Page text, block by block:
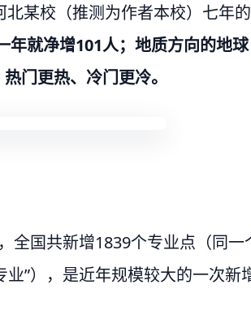
某校（推测为作者本校）七年的
年就净增101人；地质方向的地球
门更热、冷门更冷。
全国共新增1839个专业点（同一
业”），是近年规模较大的一次新